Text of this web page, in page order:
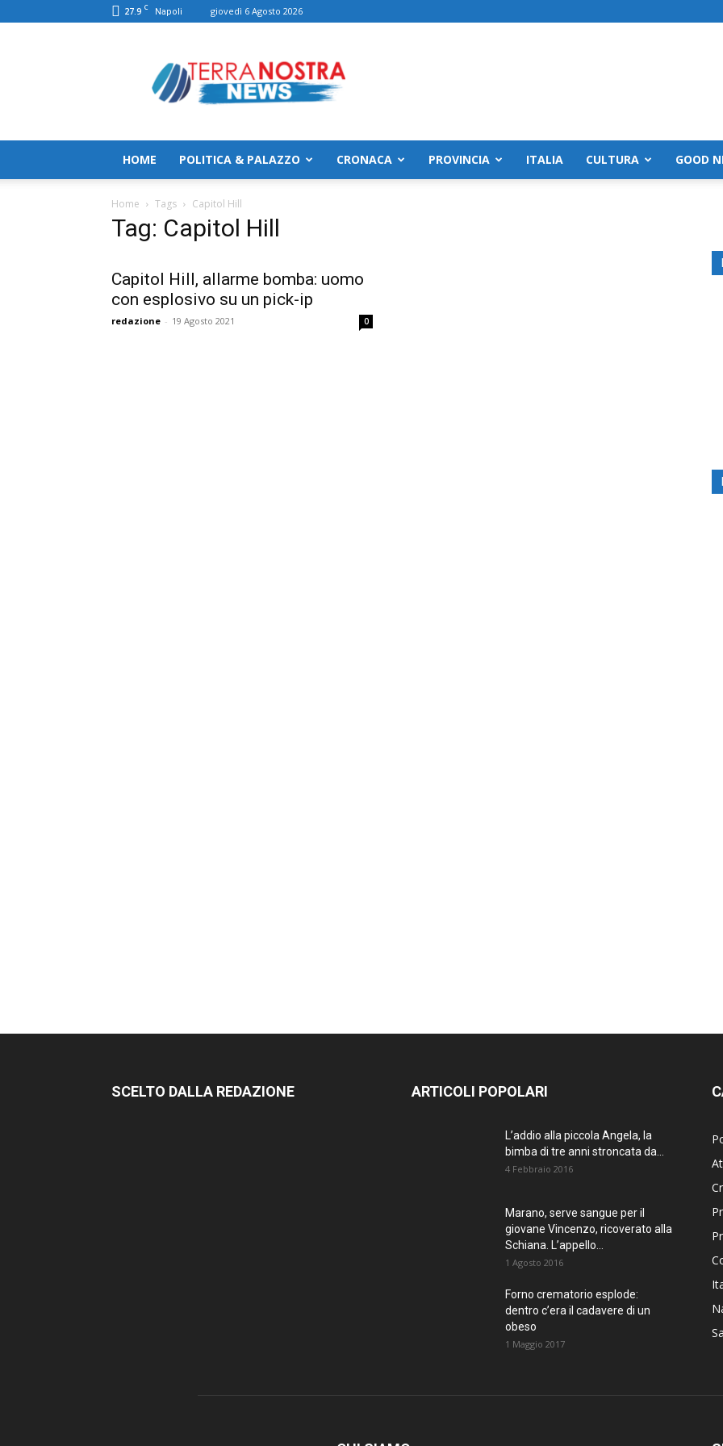
27.9 C Napoli giovedì 6 Agosto 2026
HOME POLITICA & PALAZZO CRONACA PROVINCIA ITALIA CULTURA GOOD
Home Tags Capitol Hill
Tag: Capitol Hill
Capitol Hill, allarme bomba: uomo
con esplosivo su un pick-ip
redazione - 19 Agosto 2021 0
SCELTO DALLA REDAZIONE ARTICOLI POPOLARI
L’addio alla piccola Angela, la
bimba di tre anni stroncata da...
4 Febbraio 2016
Marano, serve sangue per il
giovane Vincenzo, ricoverato alla
Schiana. L’appello...
1 Agosto 2016
Forno crematorio esplode:
dentro c’era il cadavere di un
obeso
1 Maggio 2017